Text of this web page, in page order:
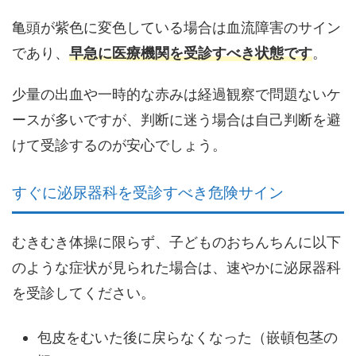
亀頭が紫色に変色している場合は血流障害のサイン
であり、 早急に医療機関を受診すべき状態です。
少量の出血や一時的な赤みは経過観察で問題ないケ
ースが多いですが、判断に迷う場合は自己判断を避
けて受診するのが安心でしょう。
すぐに泌尿器科を受診すべき危険サイン
むきむき体操に限らず、子どものおちんちんに以下
のような症状が見られた場合は、速やかに泌尿器科
を受診してください。
包皮をむいた後に戻らなくなった（嵌頓包茎の